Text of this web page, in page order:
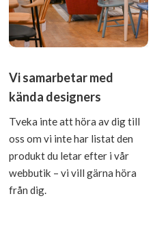
Vi samarbetar med
kända designers
Tveka inte att höra av dig till
oss om vi inte har listat den
produkt du letar efter i vår
webbutik – vi vill gärna höra
från dig.